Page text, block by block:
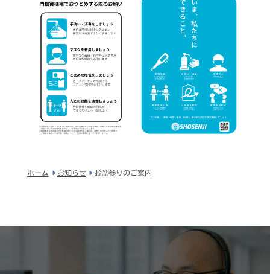
ホーム お知らせ お盆参りのご案内